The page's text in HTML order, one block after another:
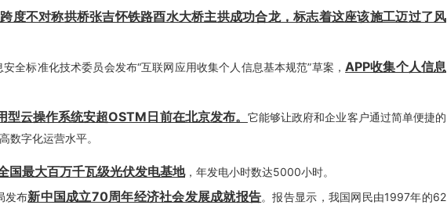
度不对称拱桥张吉怀铁路酉水大桥主拱成功合龙，标志着这座该施工迈过了风
全标准化技术委员会发布“互联网应用收集个人信息基本规范”草案，APP收集个人信息
型云操作系统安超OSTM日前在北京发布。 它能够让政府和企业客户通过简单便捷的
数字化运营水平。
国最大百万千瓦级光伏发电基地，年发电小时数达5000小时。
发布新中国成立70周年经济社会发展成就报告。报告显示，我国网民由1997年的62